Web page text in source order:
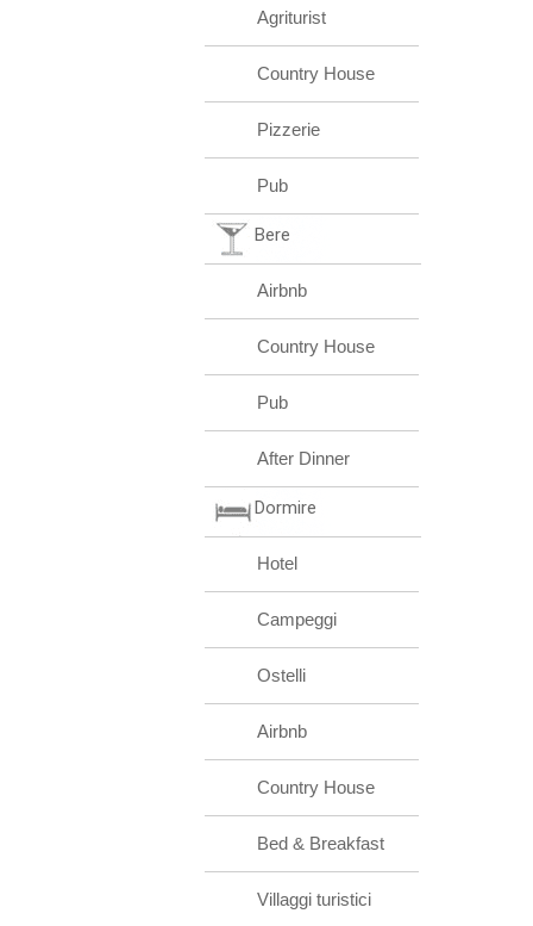
Agriturist
Country House
Pizzerie
Pub
Bere
Airbnb
Country House
Pub
After Dinner
Dormire
Hotel
Campeggi
Ostelli
Airbnb
Country House
Bed & Breakfast
Villaggi turistici